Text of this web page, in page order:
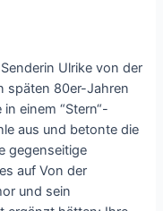
Ulrike von der
späten 80er-Jahren
einem “Stern“-
aus und betonte die
gegenseitige
auf Von der
und sein